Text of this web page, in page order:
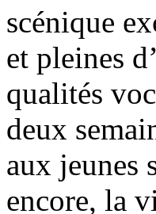
scénique
et pleines
qualités
deux
aux jeunes
encore, la